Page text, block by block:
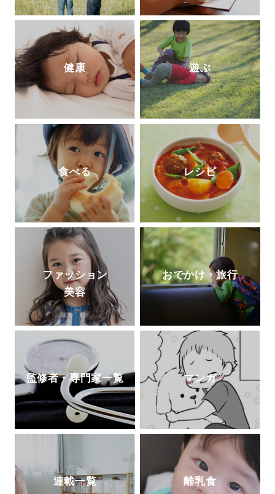
健康 遊ぶ
食べる レシピ
ファッション
美容
おでかけ・旅行
監修者・専門家一覧 マンガ
連載一覧 離乳食